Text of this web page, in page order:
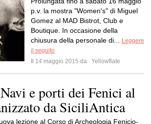
p.v. la mostra "Women's" di Miguel
Gomez al MAD Bistrot, Club e
Boutique. In occasione della
chiusura della personale di...
Leggere
il seguito
Il 14 maggio 2015 da
Yellowflate
e porti dei Fenici al
da SiciliAntica
lezione al Corso di Archeologia Fenicio-